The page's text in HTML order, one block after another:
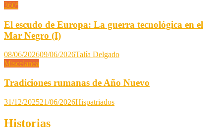
360º
El escudo de Europa: La guerra tecnológica en el
Mar Negro (I)
08/06/202609/06/2026Talía Delgado
Miscelanea
Tradiciones rumanas de Año Nuevo
31/12/202521/06/2026Hispatriados
Historias